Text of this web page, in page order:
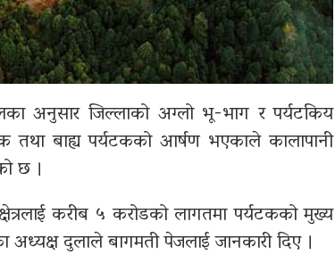
अनुसार जिल्लाको अग्लो भू-भाग र पर्यटकिय
बाह्य पर्यटकको आर्षण भएकाले कालापानी
छ ।
करीब ५ करोडको लागतमा पर्यटकको मुख्य
अध्यक्ष दुलाले बागमती पेजलाई जानकारी दिए ।